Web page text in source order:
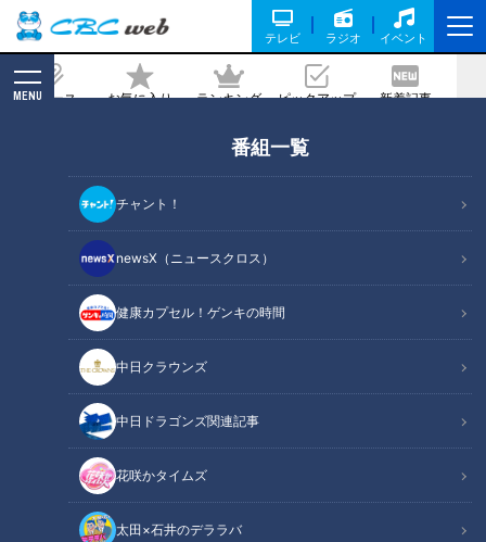
テレビ ラジオ イベント
ニュース お気に入り ランキング ピックアップ 新着記事
MENU
番組一覧
チャント！
newsX（ニュースクロス）
健康カプセル！ゲンキの時間
中日クラウンズ
中日ドラゴンズ関連記事
花咲かタイムズ
太田×石井のデララバ
石垣島を舞台にした南国フルーツの歴史
2022/05/02 10:45